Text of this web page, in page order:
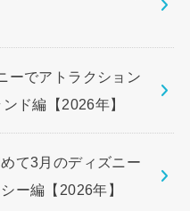
ーでアトラクション
ド編【2026年】
て3月のディズニー
ー編【2026年】